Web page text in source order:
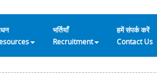
भर्तियाँ
Recruitment
हमें संपर्क करें
Contact Us